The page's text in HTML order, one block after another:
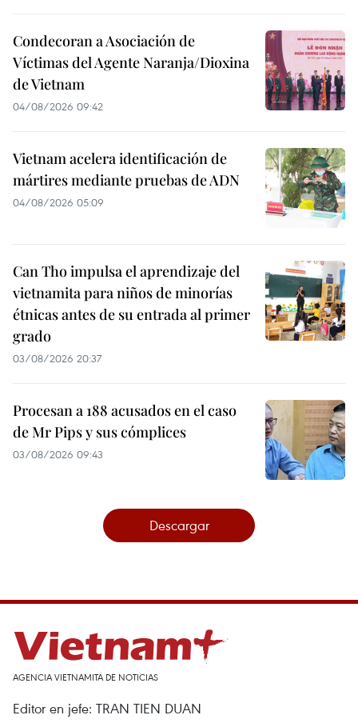
Condecoran a Asociación de
Víctimas del Agente Naranja/Dioxina
de Vietnam
04/08/2026 09:42
Vietnam acelera identificación de
mártires mediante pruebas de ADN
04/08/2026 05:09
Can Tho impulsa el aprendizaje del
vietnamita para niños de minorías
étnicas antes de su entrada al primer
grado
03/08/2026 20:37
Procesan a 188 acusados en el caso
de Mr Pips y sus cómplices
03/08/2026 09:43
Descargar
AGENCIA VIETNAMITA DE NOTICIAS
Editor en jefe: TRAN TIEN DUAN